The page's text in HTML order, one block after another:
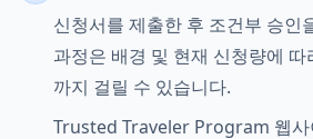
신청서를 제출한 후 조건부 승인
과정은 배경 및 현재 신청량에
까지 걸릴 수 있습니다.
Trusted Traveler Program 웹사